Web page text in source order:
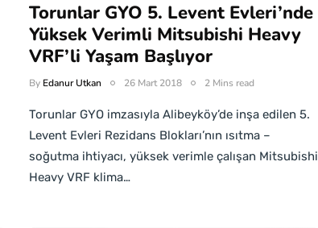
Torunlar GYO 5. Levent Evleri’nde
Yüksek Verimli Mitsubishi Heavy
VRF’li Yaşam Başlıyor
By Edanur Utkan 26 Mart 2018 2 Mins read
Torunlar GYO imzasıyla Alibeyköy’de inşa edilen 5.
Levent Evleri Rezidans Blokları’nın ısıtma –
soğutma ihtiyacı, yüksek verimle çalışan Mitsubishi
Heavy VRF klima…